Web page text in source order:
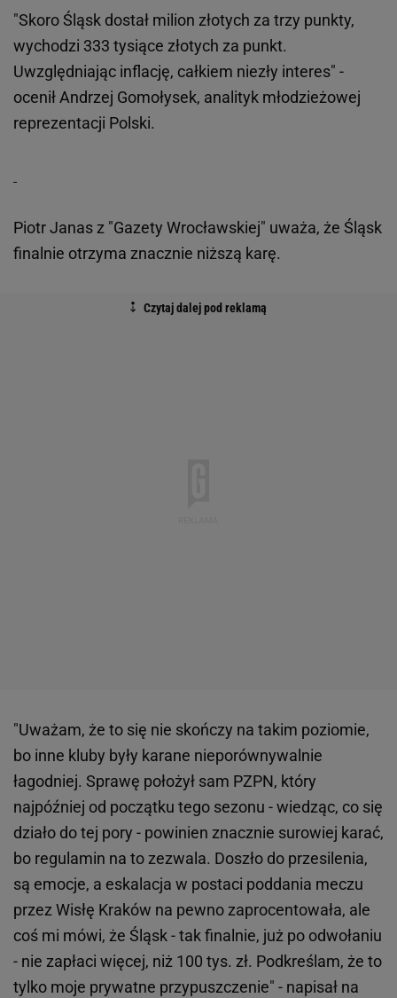
"Skoro Śląsk dostał milion złotych za trzy punkty,
wychodzi 333 tysiące złotych za punkt.
Uwzględniając inflację, całkiem niezły interes" -
ocenił Andrzej Gomołysek, analityk młodzieżowej
reprezentacji Polski.
Piotr Janas z "Gazety Wrocławskiej" uważa, że Śląsk
finalnie otrzyma znacznie niższą karę.
"Uważam, że to się nie skończy na takim poziomie,
bo inne kluby były karane nieporównywalnie
łagodniej. Sprawę położył sam PZPN, który
najpóźniej od początku tego sezonu - wiedząc, co się
działo do tej pory - powinien znacznie surowiej karać,
bo regulamin na to zezwala. Doszło do przesilenia,
są emocje, a eskalacja w postaci poddania meczu
przez Wisłę Kraków na pewno zaprocentowała, ale
coś mi mówi, że Śląsk - tak finalnie, już po odwołaniu
- nie zapłaci więcej, niż 100 tys. zł. Podkreślam, że to
tylko moje prywatne przypuszczenie" - napisał na